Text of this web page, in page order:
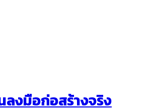
ลงมือก่อสร้างจริง